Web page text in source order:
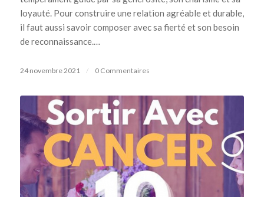
loyauté. Pour construire une relation agréable et durable,
il faut aussi savoir composer avec sa fierté et son besoin
de reconnaissance.…
24 novembre 2021 / 0 Commentaires